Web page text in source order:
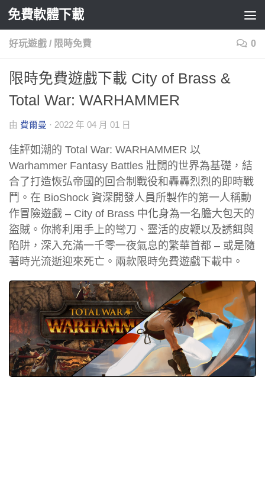
Skip to content
免費軟體下載
好玩遊戲 / 限時免費 0
限時免費遊戲下載 City of Brass &
Total War: WARHAMMER
由 費爾曼 · 2022 年 04 月 01 日
佳評如潮的 Total War: WARHAMMER 以
Warhammer Fantasy Battles 壯闊的世界為基礎，結
合了打造恢弘帝國的回合制戰役和轟轟烈烈的即時戰
鬥。在 BioShock 資深開發人員所製作的第一人稱動
作冒險遊戲 – City of Brass 中化身為一名膽大包天的
盜賊。你將利用手上的彎刀、靈活的皮鞭以及誘餌與
陷阱，深入充滿一千零一夜氣息的繁華首都 – 或是隨
著時光流逝迎來死亡。兩款限時免費遊戲下載中。